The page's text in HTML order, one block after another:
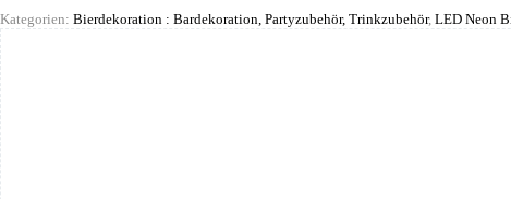
Kategorien: Bierdekoration : Bardekoration, Partyzubehör, Trinkzubehör, LED Neon